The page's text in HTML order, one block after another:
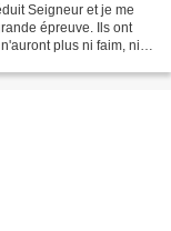
Seigneur et je me
épreuve. Ils ont
plus ni faim, ni